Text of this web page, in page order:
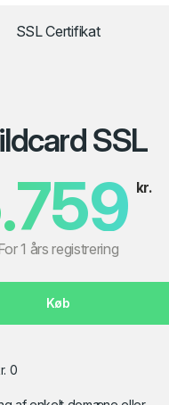
SSL Certifikat
SSL
kr.
1 års registrering
Køb
0